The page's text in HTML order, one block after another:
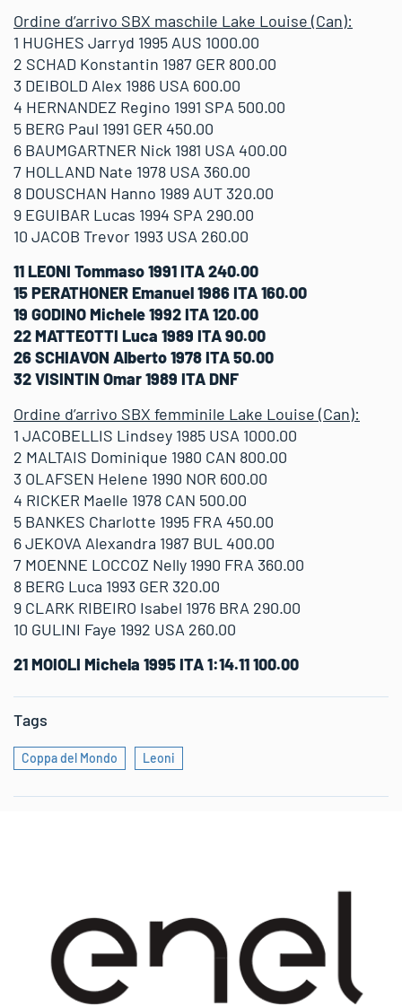
Ordine d’arrivo SBX maschile Lake Louise (Can):
1 HUGHES Jarryd 1995 AUS 1000.00
2 SCHAD Konstantin 1987 GER 800.00
3 DEIBOLD Alex 1986 USA 600.00
4 HERNANDEZ Regino 1991 SPA 500.00
5 BERG Paul 1991 GER 450.00
6 BAUMGARTNER Nick 1981 USA 400.00
7 HOLLAND Nate 1978 USA 360.00
8 DOUSCHAN Hanno 1989 AUT 320.00
9 EGUIBAR Lucas 1994 SPA 290.00
10 JACOB Trevor 1993 USA 260.00
11 LEONI Tommaso 1991 ITA 240.00
15 PERATHONER Emanuel 1986 ITA 160.00
19 GODINO Michele 1992 ITA 120.00
22 MATTEOTTI Luca 1989 ITA 90.00
26 SCHIAVON Alberto 1978 ITA 50.00
32 VISINTIN Omar 1989 ITA DNF
Ordine d’arrivo SBX femminile Lake Louise (Can):
1 JACOBELLIS Lindsey 1985 USA 1000.00
2 MALTAIS Dominique 1980 CAN 800.00
3 OLAFSEN Helene 1990 NOR 600.00
4 RICKER Maelle 1978 CAN 500.00
5 BANKES Charlotte 1995 FRA 450.00
6 JEKOVA Alexandra 1987 BUL 400.00
7 MOENNE LOCCOZ Nelly 1990 FRA 360.00
8 BERG Luca 1993 GER 320.00
9 CLARK RIBEIRO Isabel 1976 BRA 290.00
10 GULINI Faye 1992 USA 260.00
21 MOIOLI Michela 1995 ITA 1:14.11 100.00
Tags
Coppa del Mondo Leoni